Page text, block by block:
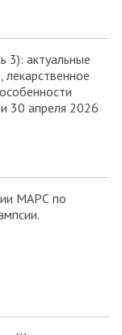
3): актуальные
лекарственное
30 апреля 2026
МАРС по